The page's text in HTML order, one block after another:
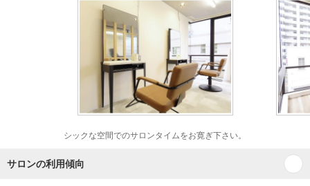
シックな空間でのサロンタイムをお寛ぎ下さい。
サロンの利用傾向